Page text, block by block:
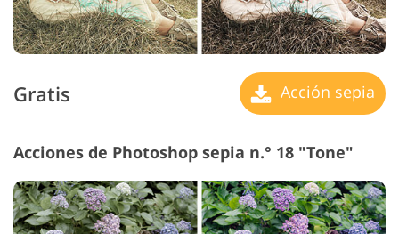
Gratis Acción sepia
Acciones de Photoshop sepia n.° 18 "Tone"